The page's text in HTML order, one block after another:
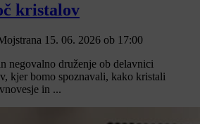
kristalov
15. 06. 2026 ob 17:00
negovalno druženje ob delavnici
kjer bomo spoznavali, kako kristali
in ...